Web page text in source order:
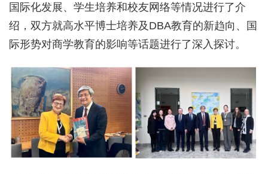
国际化发展、学生培养和校友网络等情况进行了介
绍，双方就高水平博士培养及DBA教育的新趋向、国
际形势对商学教育的影响等话题进行了深入探讨。